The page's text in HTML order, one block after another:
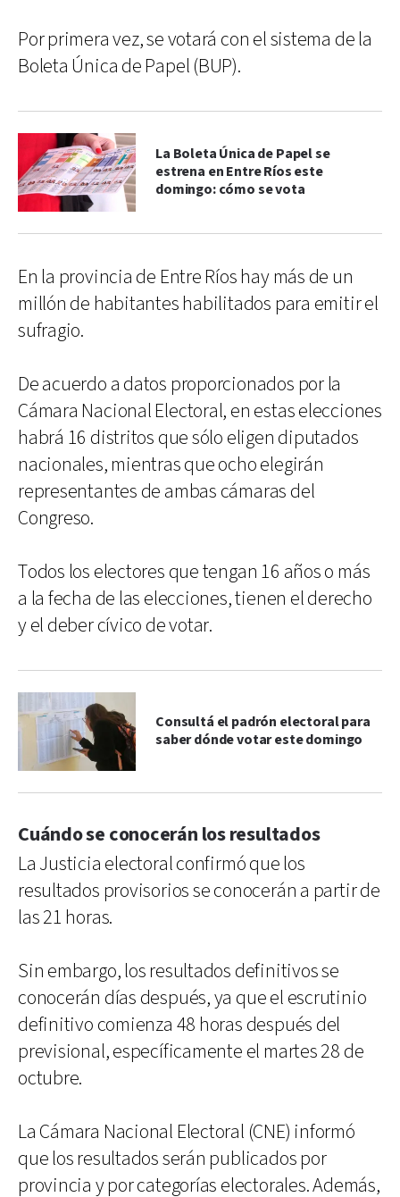
Por primera vez, se votará con el sistema de la
Boleta Única de Papel (BUP).
La Boleta Única de Papel se
estrena en Entre Ríos este
domingo: cómo se vota
En la provincia de Entre Ríos hay más de un
millón de habitantes habilitados para emitir el
sufragio.
De acuerdo a datos proporcionados por la
Cámara Nacional Electoral, en estas elecciones
habrá 16 distritos que sólo eligen diputados
nacionales, mientras que ocho elegirán
representantes de ambas cámaras del
Congreso.
Todos los electores que tengan 16 años o más
a la fecha de las elecciones, tienen el derecho
y el deber cívico de votar.
Consultá el padrón electoral para
saber dónde votar este domingo
Cuándo se conocerán los resultados
La Justicia electoral confirmó que los
resultados provisorios se conocerán a partir de
las 21 horas.
Sin embargo, los resultados definitivos se
conocerán días después, ya que el escrutinio
definitivo comienza 48 horas después del
previsional, específicamente el martes 28 de
octubre.
La Cámara Nacional Electoral (CNE) informó
que los resultados serán publicados por
provincia y por categorías electorales. Además,